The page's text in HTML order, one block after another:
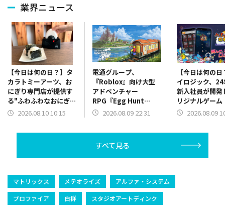
業界ニュース
【今日は何の日？】タ
カラトミーアーツ、お
にぎり専門店が提供す
る"ふわふわなおにぎ
り"が手軽に作れる「究
2026.08.10 10:15
電通グループ、
『Roblox』向け大型
アドベンチャー
RPG『Egg Hunt
2026: The Grand
2026.08.09 22:31
【今日は何の
イロジック、
新入社員が開発
リジナルゲーム
ャメチャロボッ
2026.08.09
すべて見る
マトリックス メテオライズ
アルファ・システム
プロファイア
白群 スタジオアートディンク